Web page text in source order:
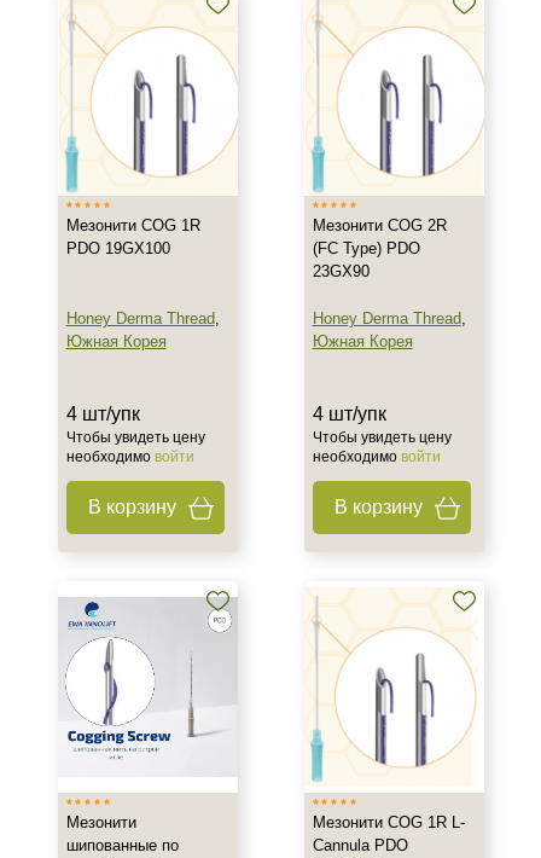
Процедура
Нитевой лифтинг
Мезонити COG 1R
PDO 19GX100
Honey Derma Thread,
Южная Корея
4 шт/упк
Чтобы увидеть цену
необходимо войти
В корзину
Мезонити COG 2R
(FC Type) PDO
23GX90
Honey Derma Thread,
Южная Корея
4 шт/упк
Чтобы увидеть цену
необходимо войти
В корзину
Мезонити
шипованные по
Мезонити COG 1R L-
Cannula PDO